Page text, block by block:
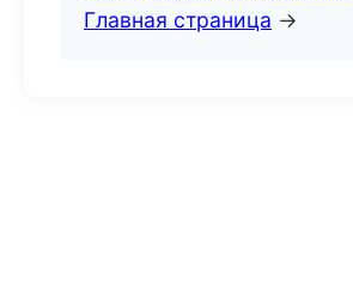
Главная страница →